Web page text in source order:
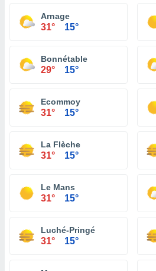
Arnage
31° 15°
Bonnétable
29° 15°
Ecommoy
31° 15°
La Flèche
31° 15°
Le Mans
31° 15°
Luché-Pringé
31° 15°